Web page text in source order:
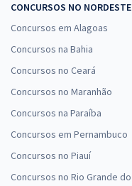
CONCURSOS NO NORDESTE
Concursos em Alagoas
Concursos na Bahia
Concursos no Ceará
Concursos no Maranhão
Concursos na Paraíba
Concursos em Pernambuco
Concursos no Piauí
Concursos no Rio Grande do